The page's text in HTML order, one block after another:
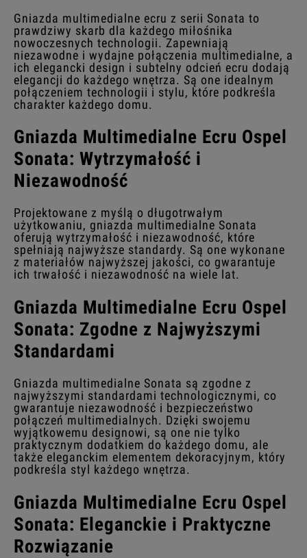
Gniazda multimedialne ecru z serii Sonata to
prawdziwy skarb dla każdego miłośnika
nowoczesnych technologii. Zapewniają
niezawodne i wydajne połączenia multimedialne, a
ich elegancki design i subtelny odcień ecru dodają
elegancji do każdego wnętrza. Są one idealnym
połączeniem technologii i stylu, które podkreśla
charakter każdego domu.
Gniazda Multimedialne Ecru Ospel
Sonata: Wytrzymałość i
Niezawodność
Projektowane z myślą o długotrwałym
użytkowaniu, gniazda multimedialne Sonata
oferują wytrzymałość i niezawodność, które
spełniają najwyższe standardy. Są one wykonane
z materiałów najwyższej jakości, co gwarantuje
ich trwałość i niezawodność na wiele lat.
Gniazda Multimedialne Ecru Ospel
Sonata: Zgodne z Najwyższymi
Standardami
Gniazda multimedialne Sonata są zgodne z
najwyższymi standardami technologicznymi, co
gwarantuje niezawodność i bezpieczeństwo
połączeń multimedialnych. Dzięki swojemu
wyjątkowemu designowi, są one nie tylko
praktycznym dodatkiem do każdego domu, ale
także eleganckim elementem dekoracyjnym, który
podkreśla styl każdego wnętrza.
Gniazda Multimedialne Ecru Ospel
Sonata: Eleganckie i Praktyczne
Rozwiązanie